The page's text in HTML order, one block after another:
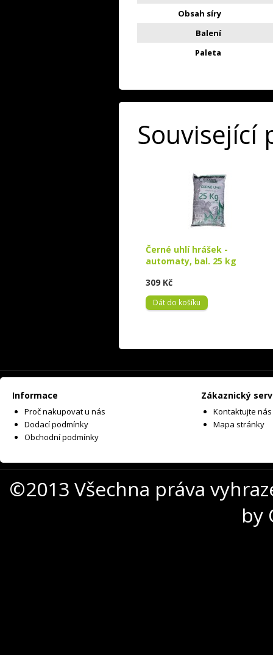
Obsah síry
Balení
Paleta
Související
Černé uhlí hrášek -
automaty, bal. 25 kg
309 Kč
Dát do košíku
Informace
Proč nakupovat u nás
Dodací podmínky
Obchodní podmínky
Zákaznický
Kontaktujte nás
Mapa stránky
©2013 Všechna práva
by